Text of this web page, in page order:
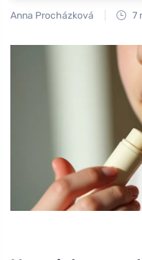
Anna Procházková 7